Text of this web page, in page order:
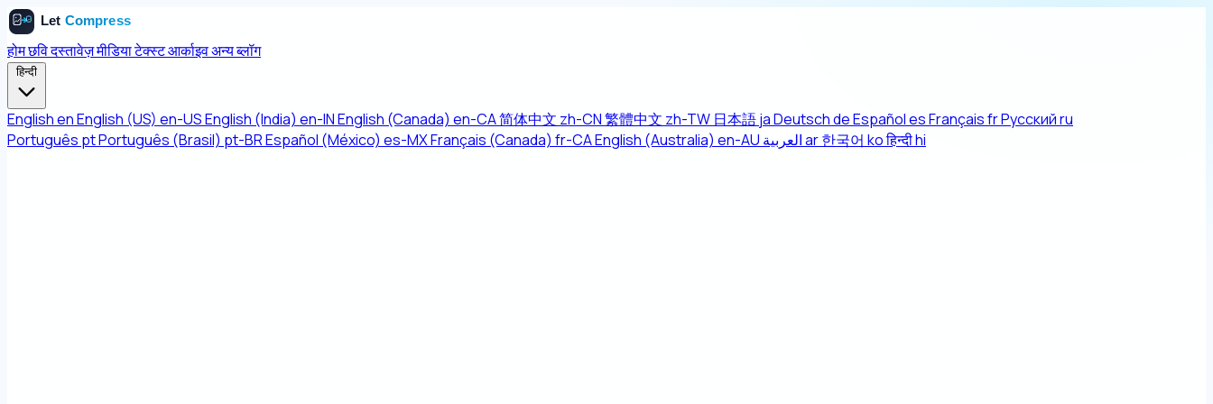
होमछविदस्तावेज़मीडियाटेक्स्टआर्काइवअन्यब्लॉग
हिन्दी
EnglishenEnglish (US) en-USEnglish (India) en-INEnglish (Canada) en-CA简体中文 zh-CN繁體中文 zh-TW 日本語jaDeutschdeEspañolesFrançaisfrРусскийru
Português ptPortuguês (Brasil) pt-BREspañol (México) es-MXFrançais (Canada) fr-CAEnglish (Australia) en-AU العربيةar한국어 koहिन्दीhi